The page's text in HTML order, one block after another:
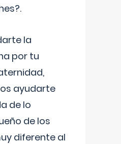
la
por tu
ayudarte
de lo
de los
diferente al